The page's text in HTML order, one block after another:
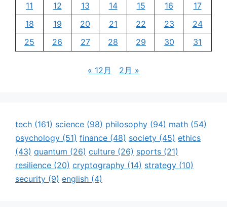
11
12 13 14 15 16
17
18
19 20 21 22 23
24
25
26 27 28 29 30 31
« 12月 2月 »
tech (161) science (98) philosophy (94) math (54)
psychology (51) finance (48) society (45) ethics
(43) quantum (26) culture (26) sports (21)
resilience (20) cryptography (14) strategy (10)
security (9) english (4)